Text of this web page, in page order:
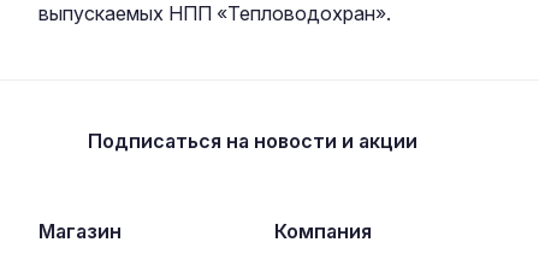
выпускаемых НПП «Тепловодохран».
Подписаться на новости и акции
Магазин Компания